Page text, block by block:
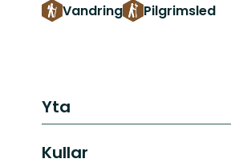
Vandring Pilgrimsled
Yta
Kullar